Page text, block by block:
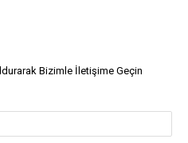
Bizimle İletişime Geçin